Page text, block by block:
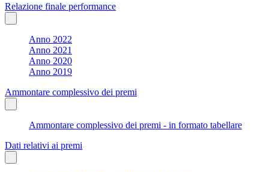
Relazione finale performance
Anno 2022
Anno 2021
Anno 2020
Anno 2019
Ammontare complessivo dei premi
Ammontare complessivo dei premi - in formato tabellare
Dati relativi ai premi